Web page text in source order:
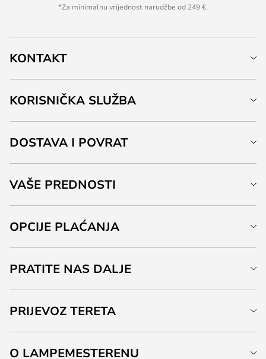
*Za minimalnu vrijednost narudžbe od 249 €.
KONTAKT
KORISNIČKA SLUŽBA
DOSTAVA I POVRAT
VAŠE PREDNOSTI
OPCIJE PLAĆANJA
PRATITE NAS DALJE
PRIJEVOZ TERETA
O LAMPEMESTERENU